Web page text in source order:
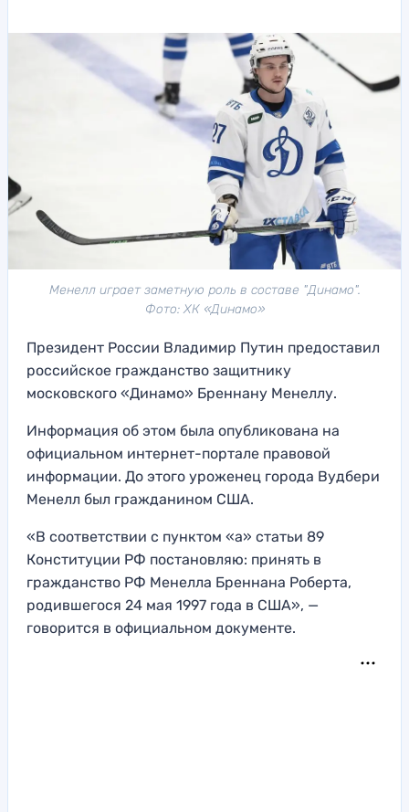
Менелл играет заметную роль в составе "Динамо".
Фото: ХК «Динамо»
Президент России Владимир Путин предоставил
российское гражданство защитнику
московского «Динамо» Бреннану Менеллу.
Информация об этом была опубликована на
официальном интернет-портале правовой
информации. До этого уроженец города Вудбери
Менелл был гражданином США.
«В соответствии с пунктом «а» статьи 89
Конституции РФ постановляю: принять в
гражданство РФ Менелла Бреннана Роберта,
родившегося 24 мая 1997 года в США», —
говорится в официальном документе.